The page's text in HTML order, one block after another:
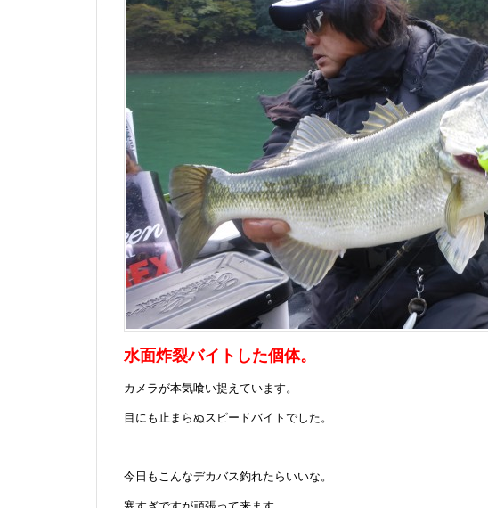
水面炸裂バイトした個体。
カメラが本気喰い捉えています。
目にも止まらぬスピードバイトでした。
今日もこんなデカバス釣れたらいいな。